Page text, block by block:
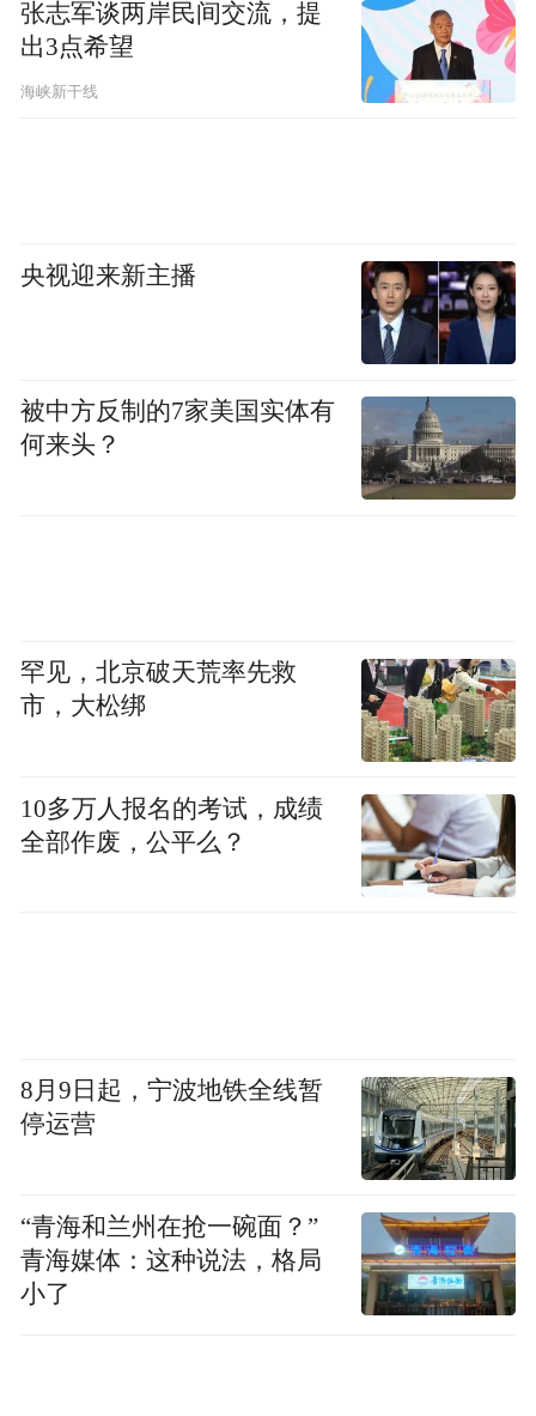
张志军谈两岸民间交流，提
出3点希望
海峡新干线
央视迎来新主播
被中方反制的7家美国实体有
何来头？
罕见，北京破天荒率先救
市，大松绑
10多万人报名的考试，成绩
全部作废，公平么？
8月9日起，宁波地铁全线暂
停运营
“青海和兰州在抢一碗面？”
青海媒体：这种说法，格局
小了